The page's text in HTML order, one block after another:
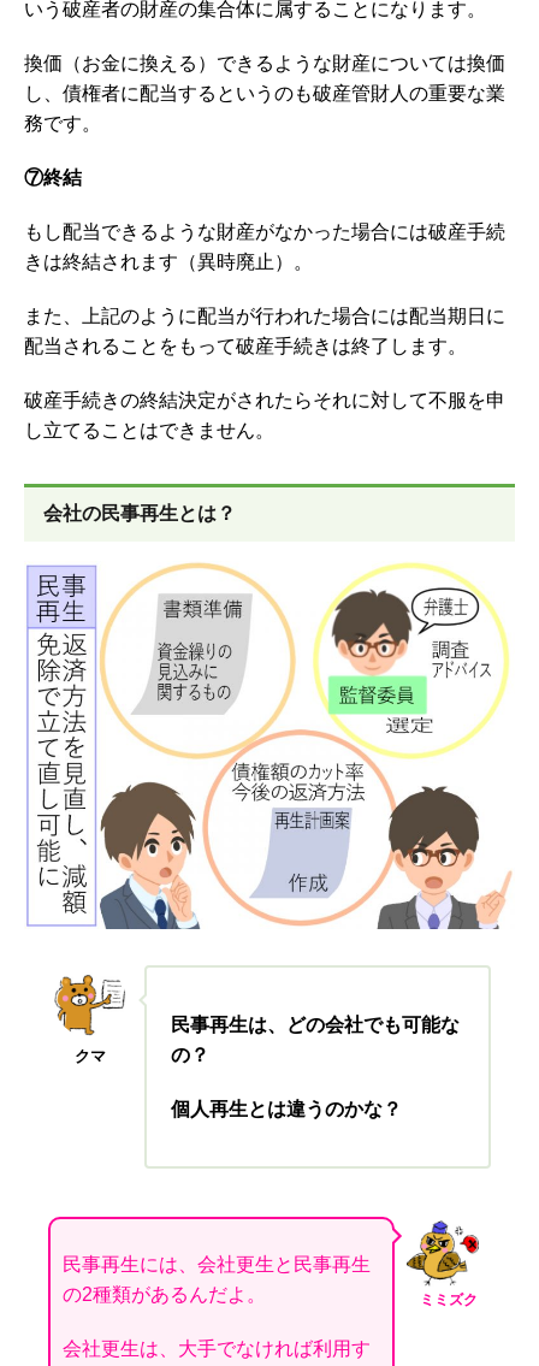
いう破産者の財産の集合体に属することになります。
換価（お金に換える）できるような財産については換価
し、債権者に配当するというのも破産管財人の重要な業
務です。
⑦終結
もし配当できるような財産がなかった場合には破産手続
きは終結されます（異時廃止）。
また、上記のように配当が行われた場合には配当期日に
配当されることをもって破産手続きは終了します。
破産手続きの終結決定がされたらそれに対して不服を申
し立てることはできません。
会社の民事再生とは？
クマ
民事再生は、どの会社でも可能な
の？
個人再生とは違うのかな？
ミミズク
民事再生には、会社更生と民事再生
の2種類があるんだよ。
会社更生は、大手でなければ利用す